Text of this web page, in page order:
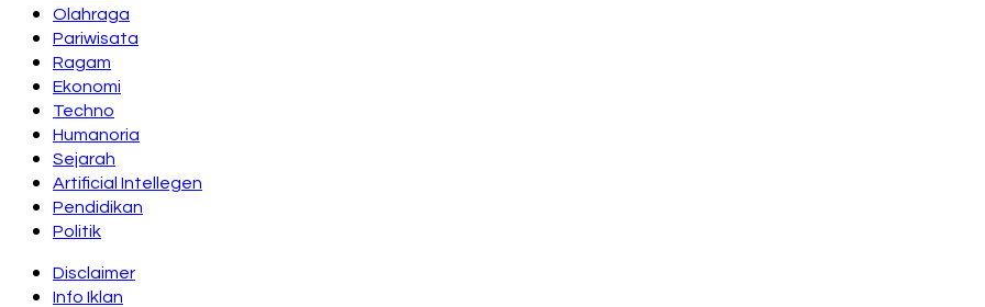
Olahraga
Pariwisata
Ragam
Ekonomi
Techno
Humanoria
Sejarah
Artificial Intellegen
Pendidikan
Politik
Disclaimer
Info Iklan